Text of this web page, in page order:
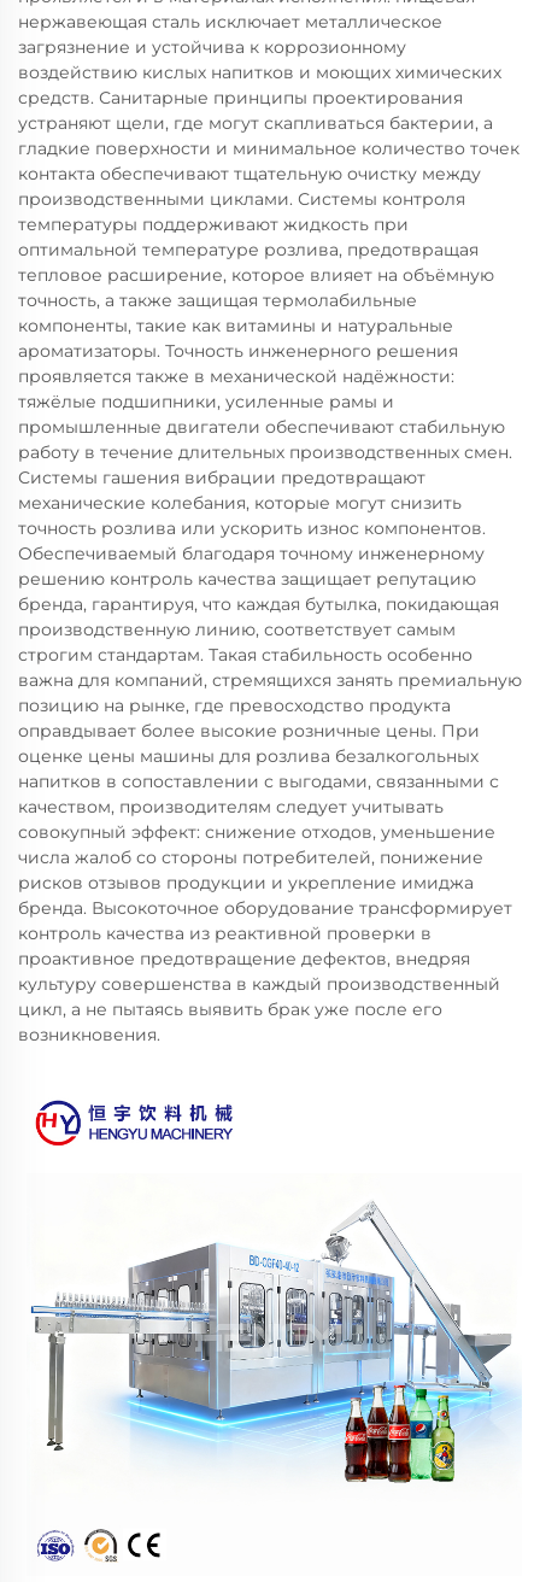
нержавеющая сталь исключает металлическое
загрязнение и устойчива к коррозионному
воздействию кислых напитков и моющих химических
средств. Санитарные принципы проектирования
устраняют щели, где могут скапливаться бактерии, а
гладкие поверхности и минимальное количество точек
контакта обеспечивают тщательную очистку между
производственными циклами. Системы контроля
температуры поддерживают жидкость при
оптимальной температуре розлива, предотвращая
тепловое расширение, которое влияет на объёмную
точность, а также защищая термолабильные
компоненты, такие как витамины и натуральные
ароматизаторы. Точность инженерного решения
проявляется также в механической надёжности:
тяжёлые подшипники, усиленные рамы и
промышленные двигатели обеспечивают стабильную
работу в течение длительных производственных смен.
Системы гашения вибрации предотвращают
механические колебания, которые могут снизить
точность розлива или ускорить износ компонентов.
Обеспечиваемый благодаря точному инженерному
решению контроль качества защищает репутацию
бренда, гарантируя, что каждая бутылка, покидающая
производственную линию, соответствует самым
строгим стандартам. Такая стабильность особенно
важна для компаний, стремящихся занять премиальную
позицию на рынке, где превосходство продукта
оправдывает более высокие розничные цены. При
оценке цены машины для розлива безалкогольных
напитков в сопоставлении с выгодами, связанными с
качеством, производителям следует учитывать
совокупный эффект: снижение отходов, уменьшение
числа жалоб со стороны потребителей, понижение
рисков отзывов продукции и укрепление имиджа
бренда. Высокоточное оборудование трансформирует
контроль качества из реактивной проверки в
проактивное предотвращение дефектов, внедряя
культуру совершенства в каждый производственный
цикл, а не пытаясь выявить брак уже после его
возникновения.